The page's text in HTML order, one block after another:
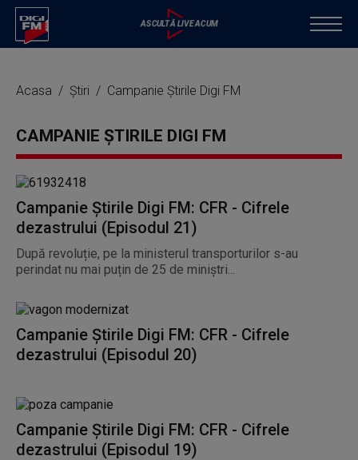
Acasa Știri Campanie Știrile Digi FM
CAMPANIE ȘTIRILE DIGI FM
Campanie Știrile Digi FM: CFR - Cifrele
dezastrului (Episodul 21)
După revoluție, pe la ministerul transporturilor s-au
perindat nu mai puțin de 25 de miniștri...
Campanie Știrile Digi FM: CFR - Cifrele
dezastrului (Episodul 20)
Campanie Știrile Digi FM: CFR - Cifrele
dezastrului (Episodul 19)